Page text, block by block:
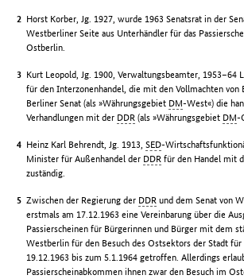
Horst Korber, Jg. 1927, wurde 1963 Senatsrat in der
Westberliner Seite aus Unterhändler für das
Ostberlin.
Kurt Leopold, Jg. 1900, Verwaltungsbeamter, 1953–64
für den Interzonenhandel, die mit den Vollmachten von
Berliner Senat (als »Währungsgebiet DM-West«) die
Verhandlungen mit der DDR (als »Währungsgebiet DM-
Heinz Karl Behrendt, Jg. 1913,SED-
Minister für Außenhandel der DDR für den Handel mit
zuständig.
Zwischen der Regierung der DDR und dem Senat von
erstmals am 17.12.1963 eine Vereinbarung über die
Passierscheinen für Bürgerinnen und Bürger mit dem
Westberlin für den Besuch des Ostsektors der Stadt
19.12.1963 bis zum 5.1.1964 getroffen. Allerdings
Passierscheinabkommen ihnen zwar den Besuch im